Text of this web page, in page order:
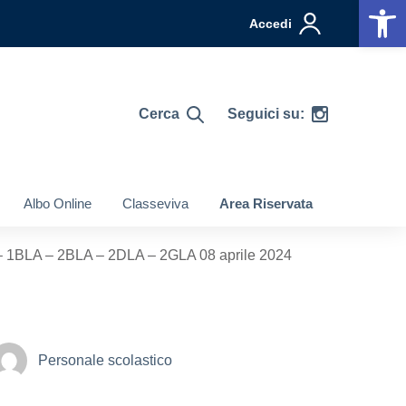
Accedi
Cerca Seguici su:
Albo Online Classeviva Area Riservata
– 2BLA – 2DLA – 2GLA 08 aprile 2024
Personale scolastico